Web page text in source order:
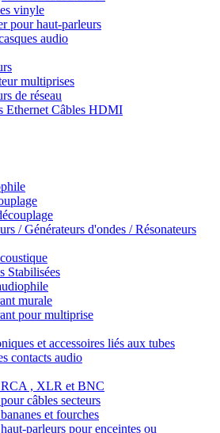
vinyle
pour haut-parleurs
audio
multiprises
de réseau
Ethernet Câbles HDMI
/ Générateurs d'ondes / Résonateurs
Stabilisées
murale
pour multiprise
et accessoires liés aux tubes
contacts audio
RCA , XLR et BNC
câbles secteurs
et fourches
parleurs pour enceintes ou